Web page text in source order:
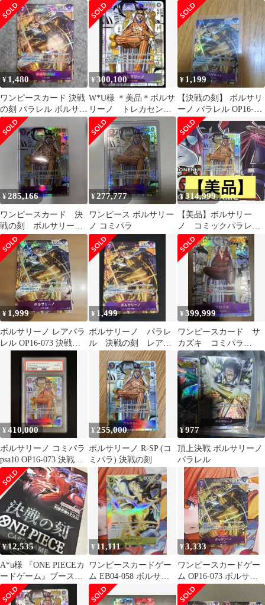
¥ 1,480
ワンピースカード 決戦
の刻 パラレル ボルサリ
ーノ
¥300,100
W*U様 ＊美品＊ボルサ
リーノ トレカセンタ
ー当選品 コミパラ
OP16-073
¥ 1,199
【決戦の刻】 ボルサリ
ーノ パラレル OP16-
073
¥285,166
ワンピースカード 決
戦の刻 ボルサリーノ
(OP16-073) コミック
パラレル
¥277,777
ワンピース ボルサリー
ノ コミパラ
¥314,999
【美品】ボルサリー
ノ コミックパラレ
ル ルーク様専用
¥ 1,999
ボルサリーノ レアパラ
レル OP16-073 決戦の
¥ 1,499
ボルサリーノ パラレ
ル 決戦の刻 レアパ
ラレル
¥399,999
ワンピースカード サ
カズキ コミパラ
OP16-065 決戦の刻
¥410,000
ボルサリーノ コミパラ
psa10 OP16-073 決戦の
刻
¥ 255,000
ボルサリーノ R-SP (コ
ミパラ) 決戦の刻
¥977
頂上決戦 ボルサリーノ
パラレル
¥12,535
A*u様 『ONE PIECEカ
ードゲーム』ブースタ
ーパック決戦の刻
【OP-16
¥ 11,111
ワンピースカードゲー
ム EB04-058 ボルサリ
ーノ パラレル 限定品
¥3,333
ワンピースカードゲー
ム OP16-073 ボルサリ
ーノ パラレル